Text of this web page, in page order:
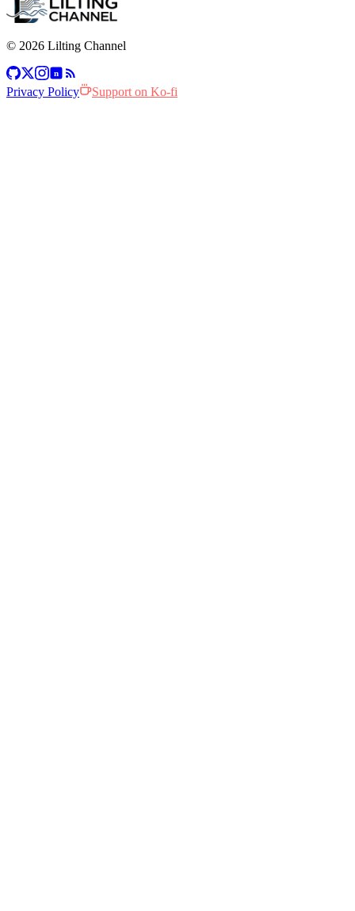
© 2026 Lilting Channel
n
Privacy Policy Support on Ko-fi